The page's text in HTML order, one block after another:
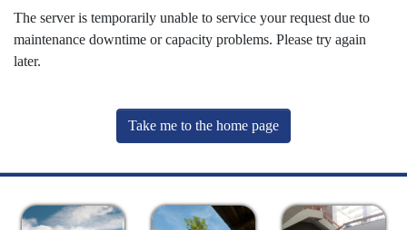
The server is temporarily unable to service your request due to
maintenance downtime or capacity problems. Please try again
later.
Take me to the home page